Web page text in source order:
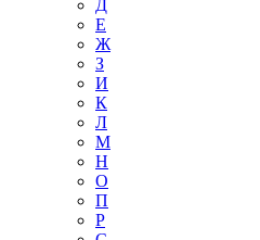
Д
Е
Ж
З
И
К
Л
М
Н
О
П
Р